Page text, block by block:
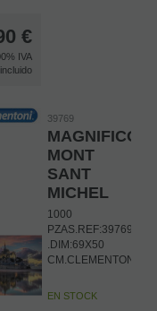
€
IVA
incluido
39769
MAGNIFICO
MONT
SANT
MICHEL
1000
PZAS.REF:39769
.DIM:69X50
CM.CLEMENTONI
EN STOCK